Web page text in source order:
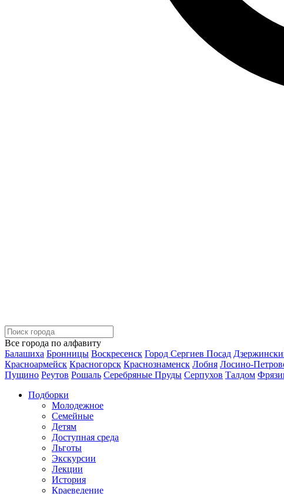
Все города по алфавиту
Балашиха Бронницы Воскресенск Город Сергиев Посад
Красноармейск Красногорск Краснознаменск Лобня Лосино-
Пущино Реутов Рошаль Серебряные Пруды Серпухов Талдом
Подборки
Молодежное
Семейные
Детям
Доступная среда
Льготы
Экскурсии
Лекции
История
Краеведение